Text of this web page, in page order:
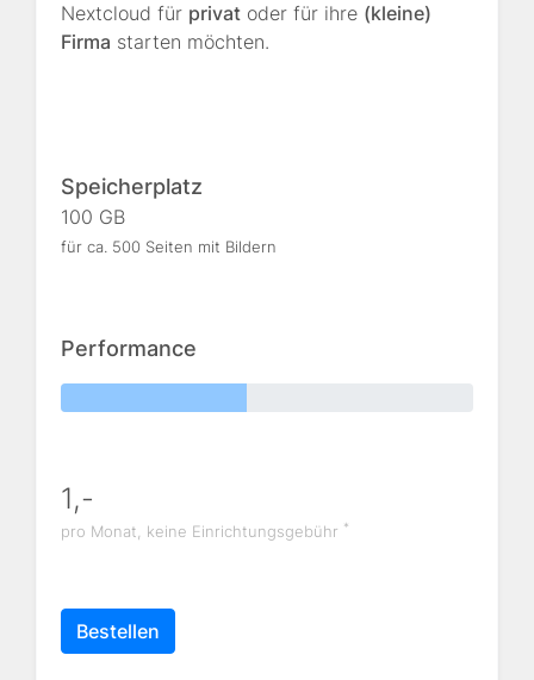
Nextcloud für privat oder für ihre (kleine)
Firma starten möchten.
Speicherplatz
100 GB
für ca. 500 Seiten mit Bildern
Performance
1,-
pro Monat, keine Einrichtungsgebühr *
Bestellen